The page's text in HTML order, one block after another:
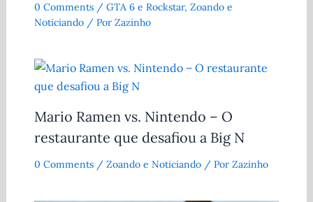
0 Comments / GTA 6 e Rockstar, Zoando e
Noticiando/ Por Zazinho
Mario Ramen vs. Nintendo – O
restaurante que desafiou a Big N
0 Comments / Zoando e Noticiando/ Por Zazinho